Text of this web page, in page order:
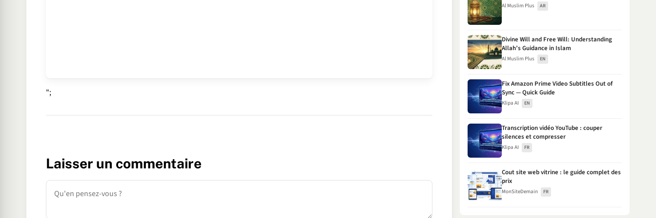
";
Laisser un commentaire
Commentaire
Al Muslim Plus AR
Divine Will and Free Will: Understanding
Allah’s Guidance in Islam
Al Muslim Plus EN
Fix Amazon Prime Video Subtitles Out of
Sync — Quick Guide
Klipa AI EN
Transcription vidéo YouTube : couper
silences et compresser
Klipa AI FR
Cout site web vitrine : le guide complet des
prix
MonSiteDemain FR